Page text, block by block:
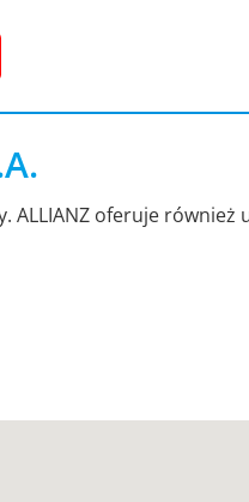
oferuje również